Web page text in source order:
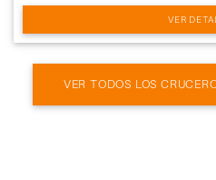
VER
VER TODOS LOS